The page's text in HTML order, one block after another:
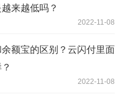
来越低吗？
2022-11-08
额宝的区别？云闪付里面
2022-11-08